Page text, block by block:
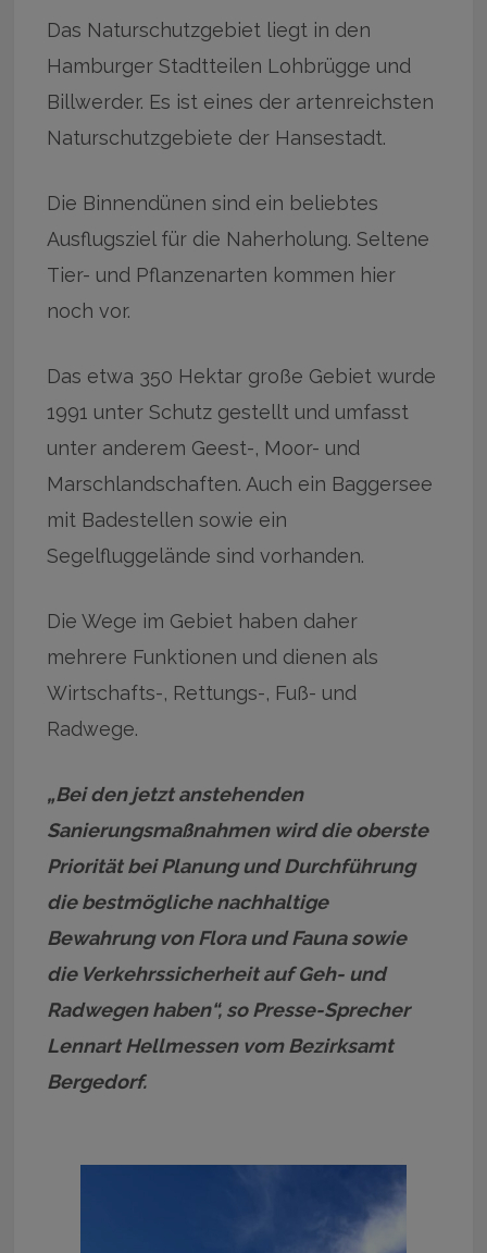
Das Naturschutzgebiet liegt in den
Hamburger Stadtteilen Lohbrügge und
Billwerder. Es ist eines der artenreichsten
Naturschutzgebiete der Hansestadt.
Die Binnendünen sind ein beliebtes
Ausflugsziel für die Naherholung. Seltene
Tier- und Pflanzenarten kommen hier
noch vor.
Das etwa 350 Hektar große Gebiet wurde
1991 unter Schutz gestellt und umfasst
unter anderem Geest-, Moor- und
Marschlandschaften. Auch ein Baggersee
mit Badestellen sowie ein
Segelfluggelände sind vorhanden.
Die Wege im Gebiet haben daher
mehrere Funktionen und dienen als
Wirtschafts-, Rettungs-, Fuß- und
Radwege.
„Bei den jetzt anstehenden
Sanierungsmaßnahmen wird die oberste
Priorität bei Planung und Durchführung
die bestmögliche nachhaltige
Bewahrung von Flora und Fauna sowie
die Verkehrssicherheit auf Geh- und
Radwegen haben“, so Presse-Sprecher
Lennart Hellmessen vom Bezirksamt
Bergedorf.